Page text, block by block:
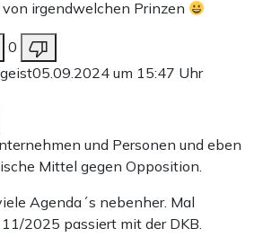
von irgendwelchen Prinzen
0
05.09.2024 um 15:47 Uhr
und Personen und eben
Mittel gegen Opposition.
Agenda´s nebenher. Mal
2025 passiert mit der DKB.